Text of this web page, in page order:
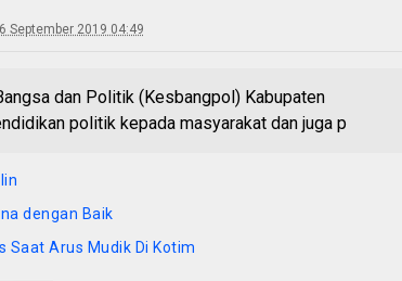
September 2019 04:49
dan Politik (Kesbangpol) Kabupaten
politik kepada masyarakat dan juga p
dengan Baik
Saat Arus Mudik Di Kotim